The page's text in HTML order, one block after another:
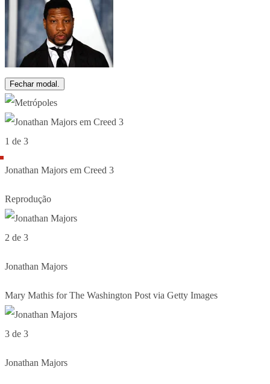
Fechar modal.
1 de 3
Jonathan Majors em Creed 3
Reprodução
2 de 3
Jonathan Majors
Mary Mathis for The Washington Post via Getty Images
3 de 3
Jonathan Majors